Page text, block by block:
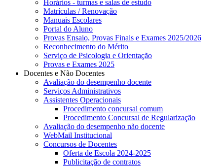
Horários - turmas e salas de estudo
Matrículas / Renovação
Manuais Escolares
Portal do Aluno
Provas Ensaio, Provas Finais e Exames 2025/2026
Reconhecimento do Mérito
Serviço de Psicologia e Orientação
Provas e Exames 2025
Docentes e Não Docentes
Avaliação do desempenho docente
Serviços Administrativos
Assistentes Operacionais
Procedimento concursal comum
Procedimento Concursal de Regularização
Avaliação do desempenho não docente
WebMail Institucional
Concursos de Docentes
Oferta de Escola 2024-2025
Publicitação de contratos